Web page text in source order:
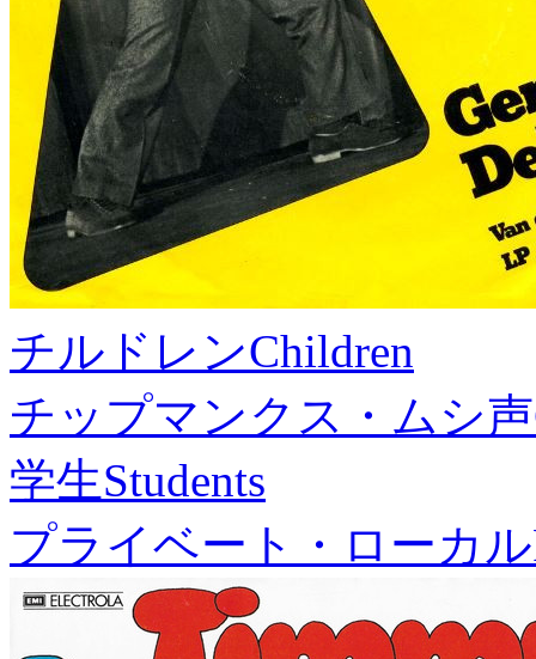
チルドレンChildren
チップマンクス・ムシ声
学生Students
プライベート・ローカル